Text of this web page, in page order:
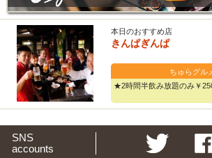
本日のおすすめ店
きんぱぎんぱ
ちゅらグル
★2時間半飲み放題のみ￥
SNS
accounts